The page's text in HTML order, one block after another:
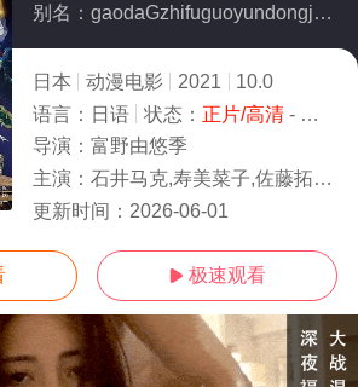
别名：gaodaGzhifuguoyundongjuchangbanIIIlaiziyuzhoudeyichan
日本 动漫电影 2021
10.0
语言： 日语 状态： 正片/高清- 免费在线观看
导演： 富野由悠季
主演： 石井马克,寿美菜子,佐藤拓也,高垣彩阳
更新时间： 2026-06-01
 极速观看